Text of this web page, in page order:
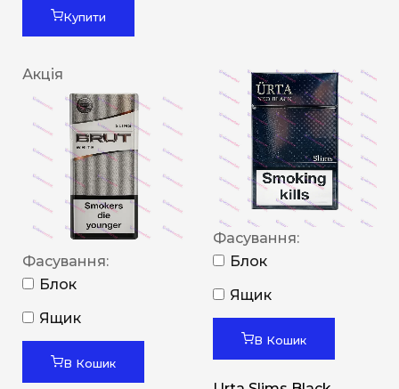
Купити
Акція
Фасування:
Блок
Ящик
В Кошик
Фасування:
Блок
Ящик
В Кошик